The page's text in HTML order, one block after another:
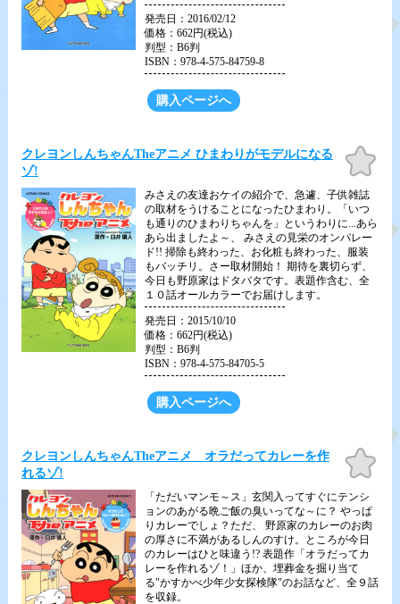
発売日：2016/02/12
価格：662円(税込)
判型：B6判
ISBN：978-4-575-84759-8
購入ページへ
クレヨンしんちゃんTheアニメ ひまわりがモデルになる
ゾ!
お気
に入
みさえの友達おケイの紹介で、急遽、子供雑誌
の取材をうけることになったひまわり。「いつ
も通りのひまわりちゃんを」というわりに...あら
あら出ましたよ～、 みさえの見栄のオンパレー
ド!! 掃除も終わった、お化粧も終わった、服装
もバッチリ。さー取材開始！ 期待を裏切らず、
今日も野原家はドタバタです。表題作含む、全
１０話オールカラーでお届けします。
発売日：2015/10/10
価格：662円(税込)
判型：B6判
ISBN：978-4-575-84705-5
購入ページへ
クレヨンしんちゃんTheアニメ オラだってカレーを作
れるゾ!
お気
に入
「ただいマンモ～ス」玄関入ってすぐにテンシ
ョンのあがる晩ご飯の臭いってな～に？ やっぱ
りカレーでしょ？ただ、 野原家のカレーのお肉
の厚さに不満があるしんのすけ。ところが今日
のカレーはひと味違う!? 表題作「オラだってカ
レーを作れるゾ！」ほか、埋葬金を掘り当て
る"かすかべ少年少女探検隊"のお話など、全９話
を収録。